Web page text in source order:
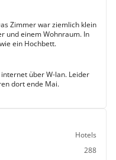
Zimmer war ziemlich klein
und einem Wohnraum. In
ein Hochbett.
über W-lan. Leider
dort ende Mai.
Hotels
288